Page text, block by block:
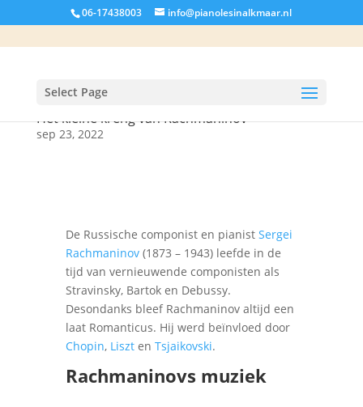
06-17438003 info@pianolesinalkmaar.nl
Select Page
Het kleine kreng van Rachmaninov
sep 23, 2022
De Russische componist en pianist Sergei
Rachmaninov(1873 – 1943) leefde in de
tijd van vernieuwende componisten als
Stravinsky, Bartok en Debussy.
Desondanks bleef Rachmaninov altijd een
laat Romanticus. Hij werd beïnvloed door
Chopin, Liszten Tsjaikovski.
Rachmaninovs muziek